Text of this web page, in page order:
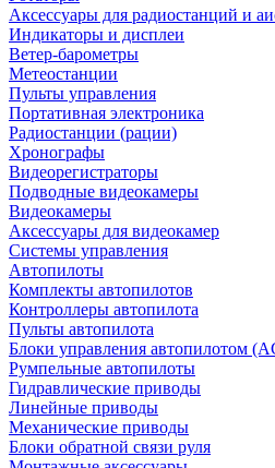
Аксессуары для радиостанций и
Индикаторы и дисплеи
Ветер-барометры
Метеостанции
Пульты управления
Портативная электроника
Радиостанции (рации)
Хронографы
Видеорегистраторы
Подводные видеокамеры
Видеокамеры
Аксессуары для видеокамер
Системы управления
Автопилоты
Комплекты автопилотов
Контроллеры автопилота
Пульты автопилота
Блоки управления автопилотом
Румпельные автопилоты
Гидравлические приводы
Линейные приводы
Механические приводы
Блоки обратной связи руля